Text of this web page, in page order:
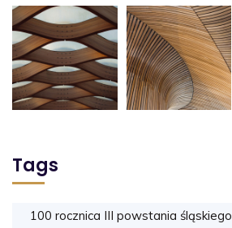
Tags
100 rocznica III powstania śląskiego